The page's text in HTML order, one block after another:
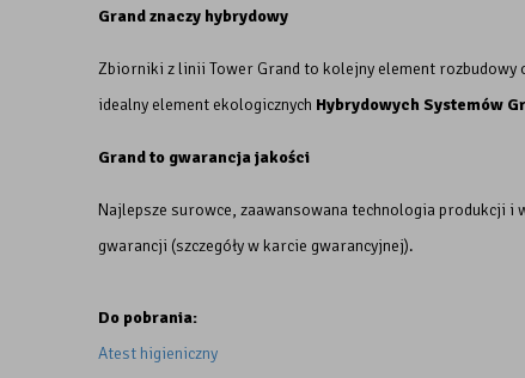
Grand znaczy hybrydowy
Zbiorniki z linii Tower Grand to kolejny element rozbudowy
idealny element ekologicznych Hybrydowych Systemów
Grand to gwarancja jakości
Najlepsze surowce, zaawansowana technologia produkcji
gwarancji (szczegóły w karcie gwarancyjnej).
Do pobrania:
Atest higieniczny